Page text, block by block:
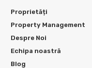
Proprietăți
Property Management
Despre Noi
Echipa noastră
Blog